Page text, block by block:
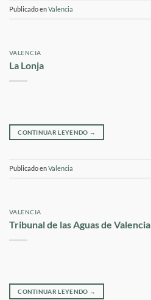
Publicado enValencia
VALENCIA
La Lonja
CONTINUAR LEYENDO →
Publicado enValencia
VALENCIA
Tribunal de las Aguas de Valencia
CONTINUAR LEYENDO →